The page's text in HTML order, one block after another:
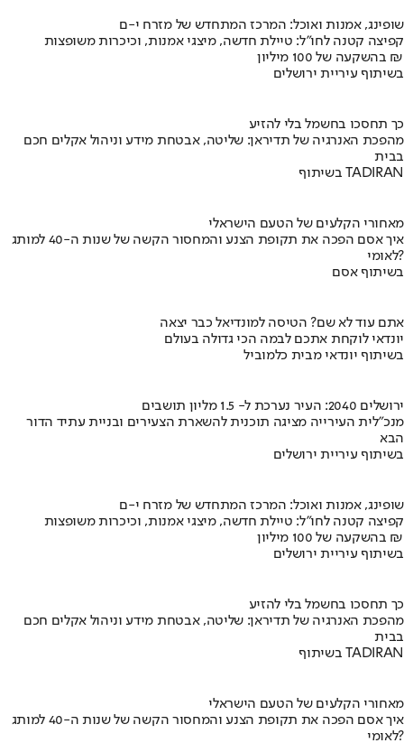
שופינג, אמנות ואוכל: המרכז המתחדש של מזרח י-ם
קפיצה קטנה לחו"ל: טיילת חדשה, מיצגי אמנות, וכיכרות משופצות
בהשקעה של 100 מיליון ₪
בשיתוף עיריית ירושלים
כך תחסכו בחשמל בלי להזיע
מהפכת האנרגיה של תדיראן: שליטה, אבטחת מידע וניהול אקלים חכם
בבית
בשיתוף TADIRAN
מאחורי הקלעים של הטעם הישראלי
איך אסם הפכה את תקופת הצנע והמחסור הקשה של שנות ה-40 למותג
לאומי?
בשיתוף אסם
אתם עוד לא שם? הטיסה למונדיאל כבר יצאה
יונדאי לוקחת אתכם לבמה הכי גדולה בעולם
בשיתוף יונדאי מבית כלמוביל
ירושלים 2040: העיר נערכת ל- 1.5 מליון תושבים
מנכ"לית העירייה מציגה תוכנית להשארת הצעירים ובניית עתיד הדור
הבא
בשיתוף עיריית ירושלים
שופינג, אמנות ואוכל: המרכז המתחדש של מזרח י-ם
קפיצה קטנה לחו"ל: טיילת חדשה, מיצגי אמנות, וכיכרות משופצות
בהשקעה של 100 מיליון ₪
בשיתוף עיריית ירושלים
כך תחסכו בחשמל בלי להזיע
מהפכת האנרגיה של תדיראן: שליטה, אבטחת מידע וניהול אקלים חכם
בבית
בשיתוף TADIRAN
מאחורי הקלעים של הטעם הישראלי
איך אסם הפכה את תקופת הצנע והמחסור הקשה של שנות ה-40 למותג
לאומי?